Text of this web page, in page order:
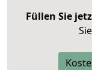
Füllen Sie